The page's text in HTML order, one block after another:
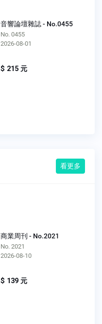
音響論壇雜誌 - No.0455
No. 0455
2026-08-01
$ 215 元
看更多
商業周刊 - No.2021
No. 2021
2026-08-10
$ 139 元